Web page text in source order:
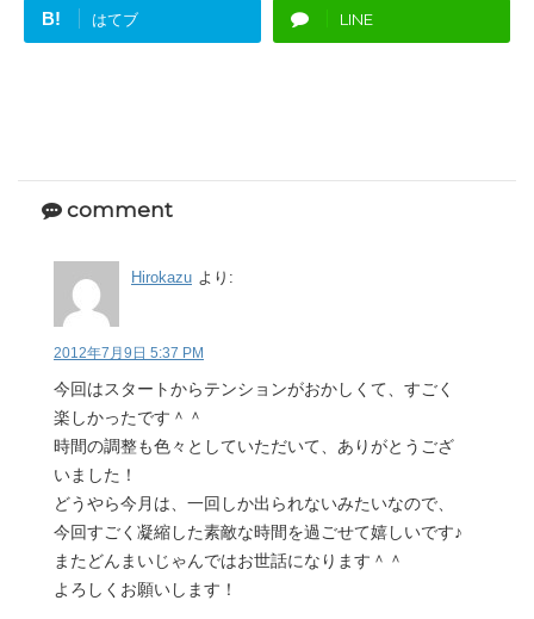
B! はてブ LINE
comment
Hirokazu より:
2012年7月9日 5:37 PM
今回はスタートからテンションがおかしくて、すごく
楽しかったです＾＾
時間の調整も色々としていただいて、ありがとうござ
いました！
どうやら今月は、一回しか出られないみたいなので、
今回すごく凝縮した素敵な時間を過ごせて嬉しいです♪
またどんまいじゃんではお世話になります＾＾
よろしくお願いします！